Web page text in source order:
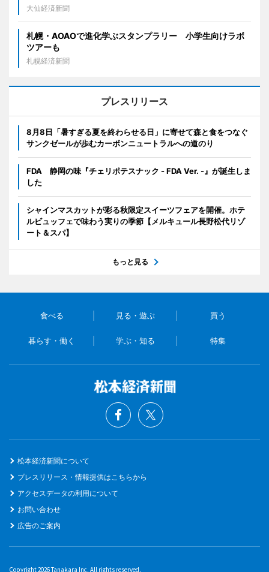
大仙経済新聞
札幌・AOAOで進化学ぶスタンプラリー 小学生向けラボ
ツアーも
札幌経済新聞
プレスリリース
8月8日「暑すぎる夏を終わらせる日」に寄せて森と食をつなぐ
サンクゼールが歩むカーボンニュートラルへの道のり
FDA 静岡の味『チェリポテスナック - FDA Ver. -』が誕生しま
した
シャインマスカットが彩る秋限定スイーツフェアを開催。ホテ
ルビュッフェで味わう実りの季節【メルキュール長野松代リゾ
ート＆スパ】
もっと見る
食べる 見る・遊ぶ 買う
暮らす・働く 学ぶ・知る 特集
松本経済新聞について
プレスリリース・情報提供はこちらから
アクセスデータの利用について
お問い合わせ
広告のご案内
Copyright 2026 Tanakara Inc. All rights reserved.